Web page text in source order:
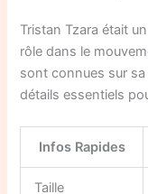
Tristan Tzara était
rôle dans le
sont connues sur
détails essentiels
Infos Rapides
Taille